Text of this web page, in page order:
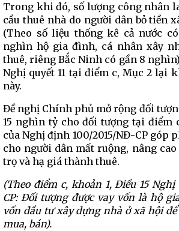
Trong khi đó, số lượng công nhân
cầu thuê nhà do người dân bỏ tiền
(Theo số liệu thống kê cả nước
nghìn hộ gia đình, cá nhân xây
thuê, riêng Bắc Ninh có gần 8
Nghị quyết 11 tại điểm c, Mục 2 lại
này.
Đề nghị Chính phủ mở rộng đối
15 nghìn tỷ cho đối tượng tại điểm
của Nghị định 100/2015/NĐ-CP góp
cho người dân mất ruộng, nâng
trọ và hạ giá thành thuê.
(Theo điểm c, khoản 1, Điều 15
CP: Đối tượng được vay vốn là hộ
vốn đầu tư xây dựng nhà ở xã hội
mua, bán).